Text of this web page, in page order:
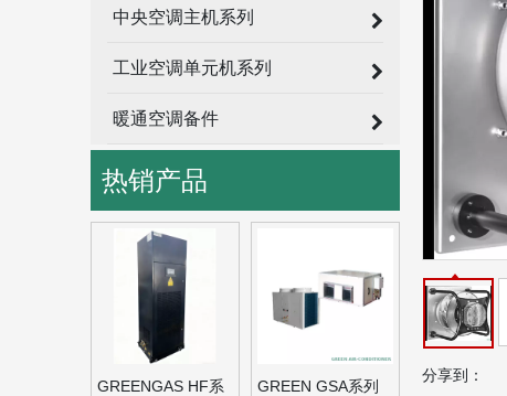
中央空调主机系列
工业空调单元机系列
暖通空调备件
热销产品
GREENGAS HF系
GREEN GSA系列
分享到：